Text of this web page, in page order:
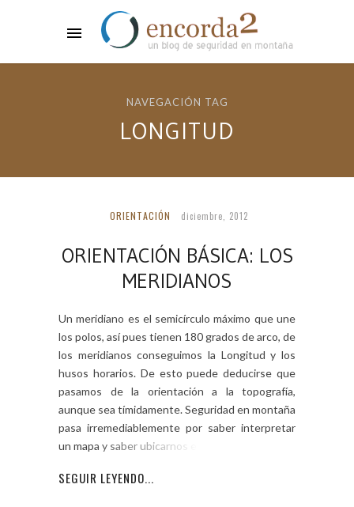
NAVEGACIÓN TAG
LONGITUD
ORIENTACIÓN diciembre, 2012
ORIENTACIÓN BÁSICA: LOS
MERIDIANOS
Un meridiano es el semicírculo máximo que une
los polos, así pues tienen 180 grados de arco, de
los meridianos conseguimos la Longitud y los
husos horarios. De esto puede deducirse que
pasamos de la orientación a la topografía,
aunque sea tímidamente. Seguridad en montaña
pasa irremediablemente por saber interpretar
un mapa y saber ubicarnos en él. […]
SEGUIR LEYENDO...